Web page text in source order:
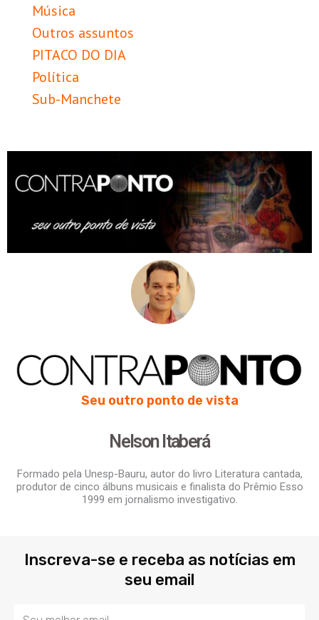
Música
Outros assuntos
PITACO DO DIA
Política
Sub-Manchete
Seu outro ponto de vista
Nelson Itaberá
Formado pela Unesp-Bauru, autor do livro Literatura cantada,
produtor de cinco álbuns musicais e finalista do Prêmio Esso
1999 em jornalismo investigativo.
Inscreva-se e receba as notícias em
seu email
Email